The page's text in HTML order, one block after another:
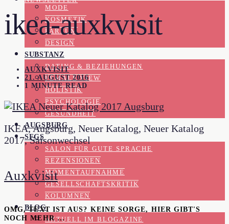
MODE
KOSMETIK
PARFUM
DESIGN
SUBSTANZ
DATING & BEZIEHUNGEN
FEMALE VIEW
HOLISTIK
PSYCHOLOGIE
GESUNDHEIT
AUGSBURG
SFGS
SALON FÜR GUTE SPRACHE
REZENSIONEN
MOMENTAUFNAHME
GESELLSCHAFTSKRITIK
KOLUMNEN
BLOG
AKTUELL IM BLOGAZINE
ikea-auxkvisit
AUXKVISIT
21. AUGUST 2016
1 MINUTE READ
IKEA, Augsburg, Neuer Katalog, Neuer Katalog
2017, Saisonwechsel
Auxkvisit
OMG, TEXT IST AUS? KEINE SORGE, HIER GIBT'S
NOCH MEHR …